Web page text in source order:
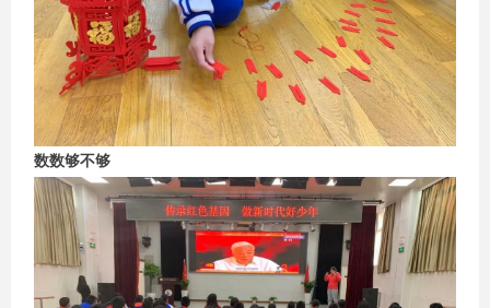
数数够不够